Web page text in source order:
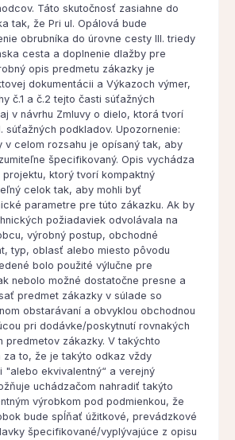
Táto skutočnosť zasiahne do
tak, že Pri ul. Opálová bude
obrubníka do úrovne cesty III. triedy
cesta a doplnenie dlažby pre
opis predmetu zákazky je
dokumentácii a Výkazoch výmer,
č.1 a č.2 tejto časti súťažných
v návrhu Zmluvy o dielo, ktorá tvorí
súťažných podkladov. Upozornenie:
v celom rozsahu je opísaný tak, aby
špecifikovaný. Opis vychádza
ktorý tvorí kompaktný
celok tak, aby mohli byť
parametre pre túto zákazku. Ak by
požiadaviek odvolávala na
výrobný postup, obchodné
typ, oblasť alebo miesto pôvodu
bolo použité výlučne pre
nebolo možné dostatočne presne a
predmet zákazky v súlade so
obstarávaní a obvyklou obchodnou
pri dodávke/poskytnutí rovnakých
predmetov zákazky. V takýchto
za to, že je takýto odkaz vždy
"alebo ekvivalentný“ a verejný
uchádzačom nahradiť takýto
výrobkom pod podmienkou, že
bude spĺňať úžitkové, prevádzkové
špecifikované/vyplývajúce z opisu